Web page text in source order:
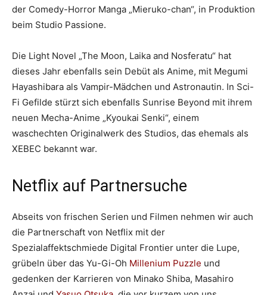
der Comedy-Horror Manga „Mieruko-chan“, in Produktion
beim Studio Passione.
Die Light Novel „The Moon, Laika and Nosferatu“ hat
dieses Jahr ebenfalls sein Debüt als Anime, mit Megumi
Hayashibara als Vampir-Mädchen und Astronautin. In Sci-
Fi Gefilde stürzt sich ebenfalls Sunrise Beyond mit ihrem
neuen Mecha-Anime „Kyoukai Senki“, einem
waschechten Originalwerk des Studios, das ehemals als
XEBEC bekannt war.
Netflix auf Partnersuche
Abseits von frischen Serien und Filmen nehmen wir auch
die Partnerschaft von Netflix mit der
Spezialaffektschmiede Digital Frontier unter die Lupe,
grübeln über das Yu-Gi-Oh Millenium Puzzle und
gedenken der Karrieren von Minako Shiba, Masahiro